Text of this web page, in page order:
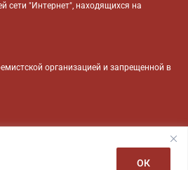
ОК
сети "Интернет", находящихся на
организацией и запрещенной в